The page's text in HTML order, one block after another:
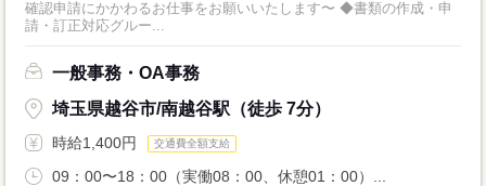
確認申請にかかわるお仕事をお願いいたします〜 ◆書類の作成・申
請・訂正対応グルー...
一般事務・OA事務
埼玉県越谷市/南越谷駅（徒歩 7分）
時給1,400円 交通費全額支給
09：00〜18：00（実働08：00、休憩01：00）...